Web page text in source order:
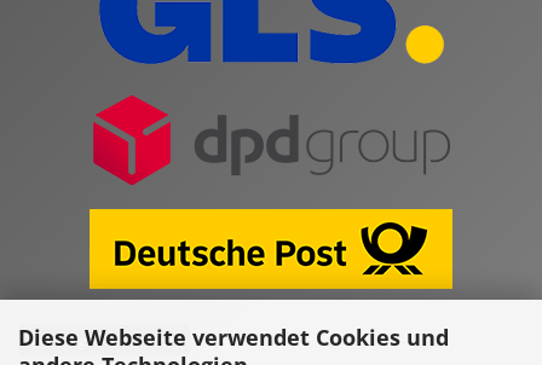
Diese Webseite verwendet Cookies und
Vertrag widerrufen